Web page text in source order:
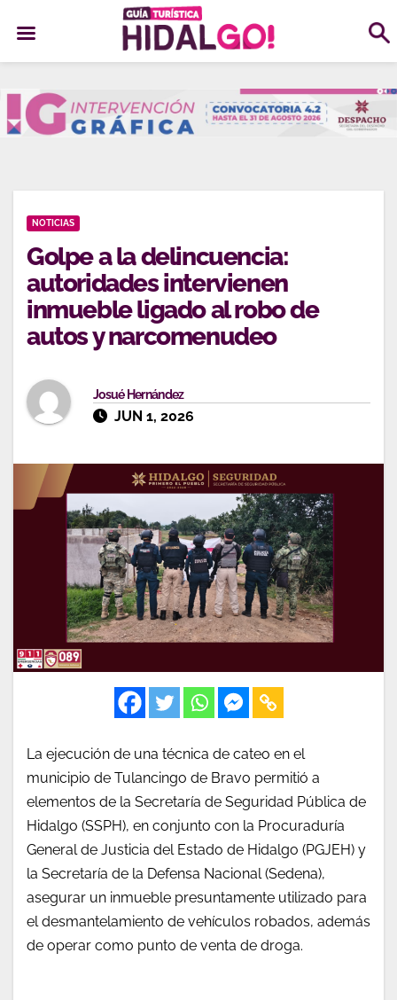
contenido
NOTICIAS
Golpe a la delincuencia:
autoridades intervienen
inmueble ligado al robo de
autos y narcomenudeo
Josué Hernández
JUN 1, 2026
La ejecución de una técnica de cateo en el
municipio de Tulancingo de Bravo permitió a
elementos de la Secretaría de Seguridad Pública de
Hidalgo (SSPH), en conjunto con la Procuraduría
General de Justicia del Estado de Hidalgo (PGJEH) y
la Secretaría de la Defensa Nacional (Sedena),
asegurar un inmueble presuntamente utilizado para
el desmantelamiento de vehículos robados, además
de operar como punto de venta de droga.